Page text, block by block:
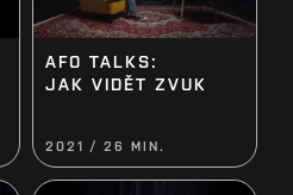
AFO TALKS:
JAK VIDĚT ZVUK
2021 / 26 MIN.